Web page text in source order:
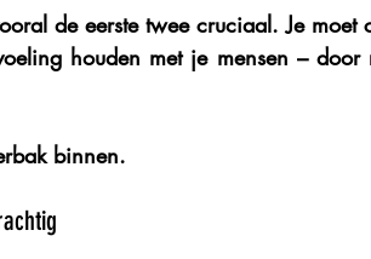
de eerste twee cruciaal. Je moet
houden met je mensen – door
binnen.